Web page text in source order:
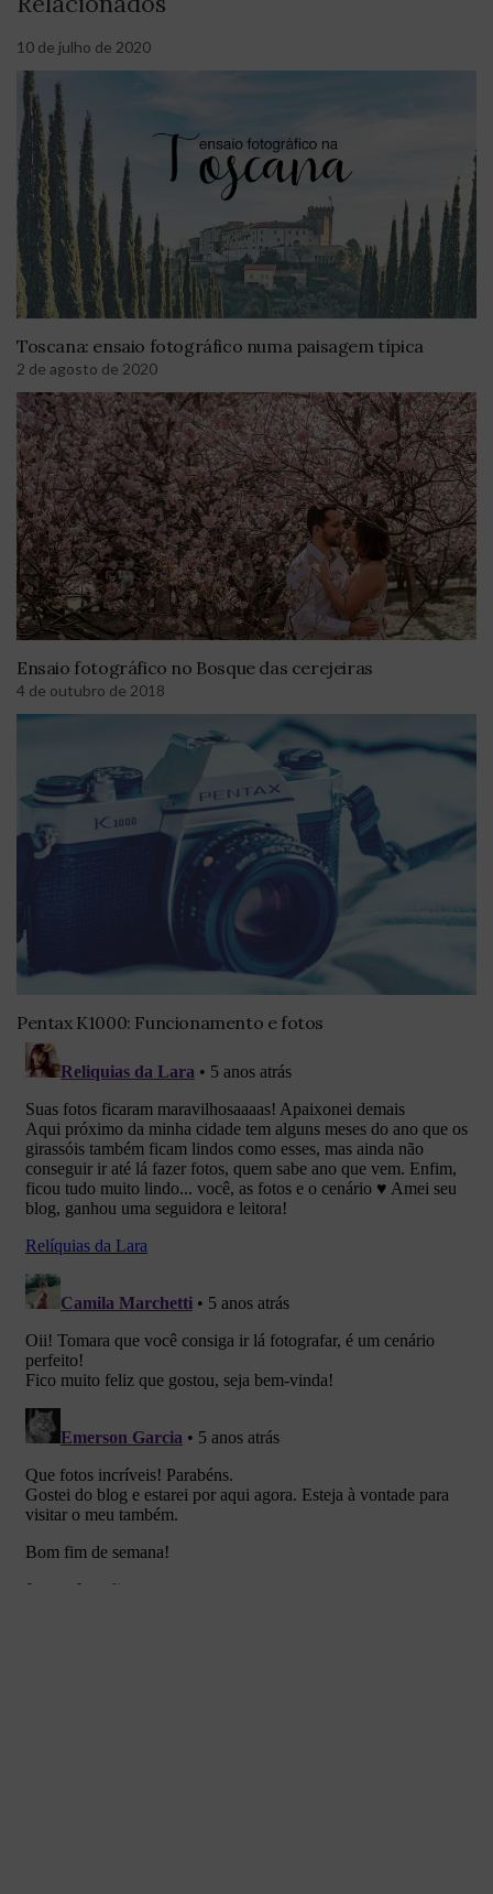
10 de julho de 2020
Toscana: ensaio fotográfico numa paisagem típica
2 de agosto de 2020
Ensaio fotográfico no Bosque das cerejeiras
4 de outubro de 2018
Pentax K1000: Funcionamento e fotos